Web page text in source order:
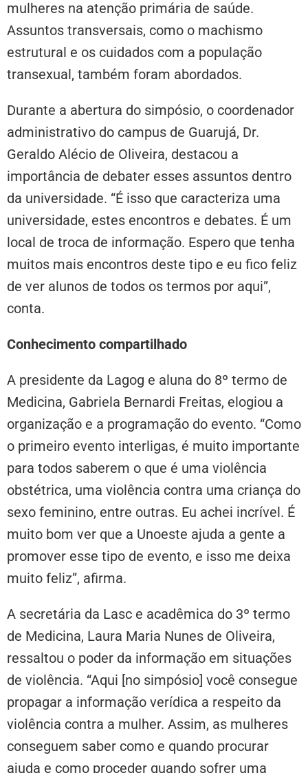
mulheres na atenção primária de saúde.
Assuntos transversais, como o machismo
estrutural e os cuidados com a população
transexual, também foram abordados.
Durante a abertura do simpósio, o coordenador
administrativo do campus de Guarujá, Dr.
Geraldo Alécio de Oliveira, destacou a
importância de debater esses assuntos dentro
da universidade. “É isso que caracteriza uma
universidade, estes encontros e debates. É um
local de troca de informação. Espero que tenha
muitos mais encontros deste tipo e eu fico feliz
de ver alunos de todos os termos por aqui”,
conta.
Conhecimento compartilhado
A presidente da Lagog e aluna do 8º termo de
Medicina, Gabriela Bernardi Freitas, elogiou a
organização e a programação do evento. “Como
o primeiro evento interligas, é muito importante
para todos saberem o que é uma violência
obstétrica, uma violência contra uma criança do
sexo feminino, entre outras. Eu achei incrível. É
muito bom ver que a Unoeste ajuda a gente a
promover esse tipo de evento, e isso me deixa
muito feliz”, afirma.
A secretária da Lasc e acadêmica do 3º termo
de Medicina, Laura Maria Nunes de Oliveira,
ressaltou o poder da informação em situações
de violência. “Aqui [no simpósio] você consegue
propagar a informação verídica a respeito da
violência contra a mulher. Assim, as mulheres
conseguem saber como e quando procurar
ajuda e como proceder quando sofrer uma